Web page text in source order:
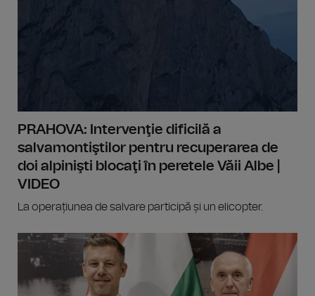
PRAHOVA: Intervenţie dificilă a
salvamontiştilor pentru recuperarea de
doi alpinişti blocaţi în peretele Văii Albe |
VIDEO
La operațiunea de salvare participă și un elicopter.